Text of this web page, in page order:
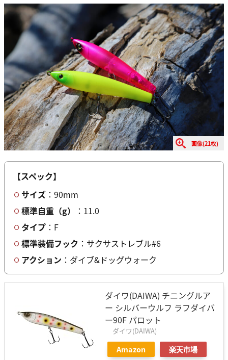
画像(21枚)
【スペック】
サイズ ：90mm
標準自重（g）
：11.0
タイプ ：F
標準装備フック ：サクサストレブル#6
アクション ：ダイブ&ドッグウォーク
ダイワ(DAIWA) チニングルア
ー シルバーウルフ ラフダイバ
ー90F パロット
ダイワ(DAIWA)
Amazon 楽天市場